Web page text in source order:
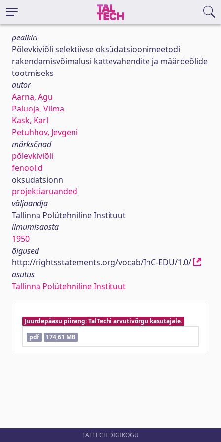
pealkiri
Põlevkiviõli selektiivse oksüdatsioonimeetodi
rakendamisvõimalusi kattevahendite ja määrdeõlide
tootmiseks
autor
Aarna, Agu
Paluoja, Vilma
Kask, Karl
Petuhhov, Jevgeni
märksõnad
põlevkiviõli
fenoolid
oksüdatsionn
projektiaruanded
väljaandja
Tallinna Polütehniline Instituut
ilmumisaasta
1950
õigused
http://rightsstatements.org/vocab/InC-EDU/1.0/
asutus
Tallinna Polütehniline Instituut
Juurdepääsu piirang: TalTechi arvutivõrgu kasutajale.
pdf
174,61 MB
TALTECH DIGIKOGU